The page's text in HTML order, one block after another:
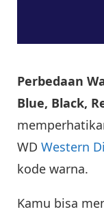
Perbedaan
Blue, Black,
WD Western
kode warna.
Kamu bisa